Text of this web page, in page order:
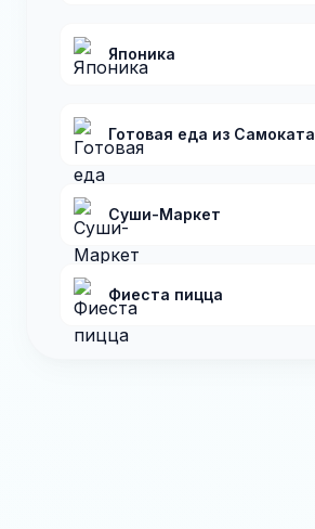
Японика
Готовая еда из Самоката
Суши-Маркет
Фиеста пицца